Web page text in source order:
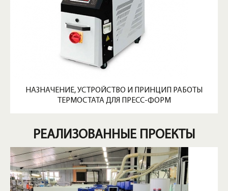
НАЗНАЧЕНИЕ, УСТРОЙСТВО И ПРИНЦИП РАБОТЫ
ТЕРМОСТАТА ДЛЯ ПРЕСС-ФОРМ
РЕАЛИЗОВАННЫЕ ПРОЕКТЫ